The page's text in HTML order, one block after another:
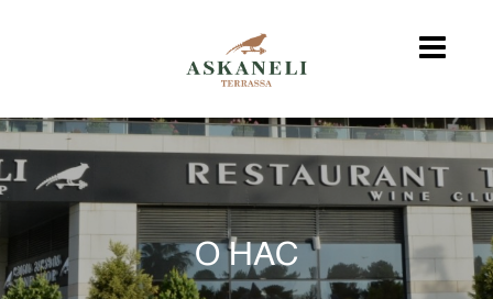
О НАС